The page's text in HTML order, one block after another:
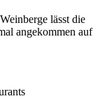
lässt die
angekommen auf